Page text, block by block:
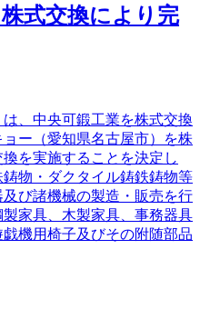
式交換により完
、中央可鍛工業を株式交換
ー（愛知県名古屋市）を株
を実施することを決定し
物・ダクタイル鋳鉄鋳物等
び諸機械の製造・販売を行
家具、木製家具、事務器具
機用椅子及びその附随部品